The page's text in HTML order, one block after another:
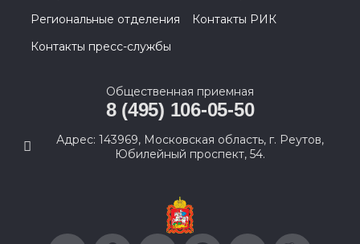
Региональные отделения
Контакты РИК
Контакты пресс-службы
Общественная приемная
8 (495) 106-05-50
Адрес: 143969, Московская область, г. Реутов,
Юбилейный проспект, 54.